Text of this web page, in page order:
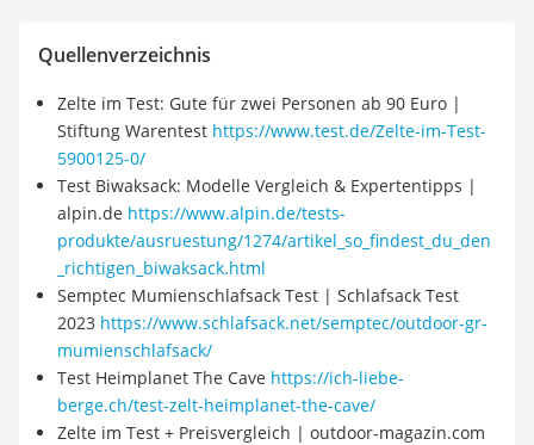
Quellenverzeichnis
Zelte im Test: Gute für zwei Personen ab 90 Euro |
Stiftung Warentest https://www.test.de/Zelte-im-Test-
5900125-0/
Test Biwaksack: Modelle Vergleich & Expertentipps |
alpin.de https://www.alpin.de/tests-
produkte/ausruestung/1274/artikel_so_findest_du_den
_richtigen_biwaksack.html
Semptec Mumienschlafsack Test | Schlafsack Test
2023 https://www.schlafsack.net/semptec/outdoor-gr-
mumienschlafsack/
Test Heimplanet The Cave https://ich-liebe-
berge.ch/test-zelt-heimplanet-the-cave/
Zelte im Test + Preisvergleich | outdoor-magazin.com